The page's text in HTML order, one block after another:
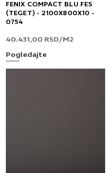
FENIX COMPACT BLU FES
(TEGET) - 2100X800X10 -
0754
40.431,00 RSD/M2
Pogledajte